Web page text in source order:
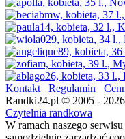
Kontakt Regulamin
Randki24.pl © 2005 - 2026
Czytelnia randkowa
W ramach naszego